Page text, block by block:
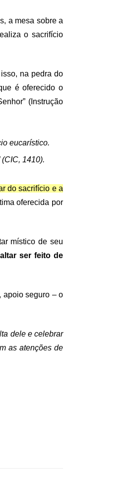
a mesa sobre a
o sacrifício
na pedra do
é oferecido o
(Instrução
eucarístico.
1410).
do sacrifício e a
oferecida por
místico de seu
altar ser feito de
apoio seguro – o
dele e celebrar
as atenções de